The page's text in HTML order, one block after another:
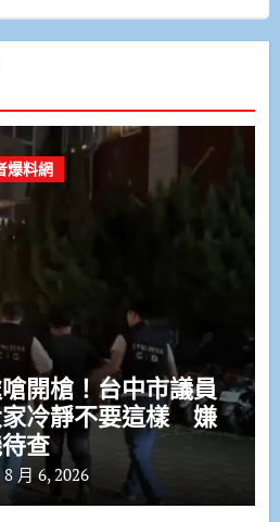
爆料網
開槍！台中市議員
家冷靜不要這樣 嫌
查
8 月 6, 2026